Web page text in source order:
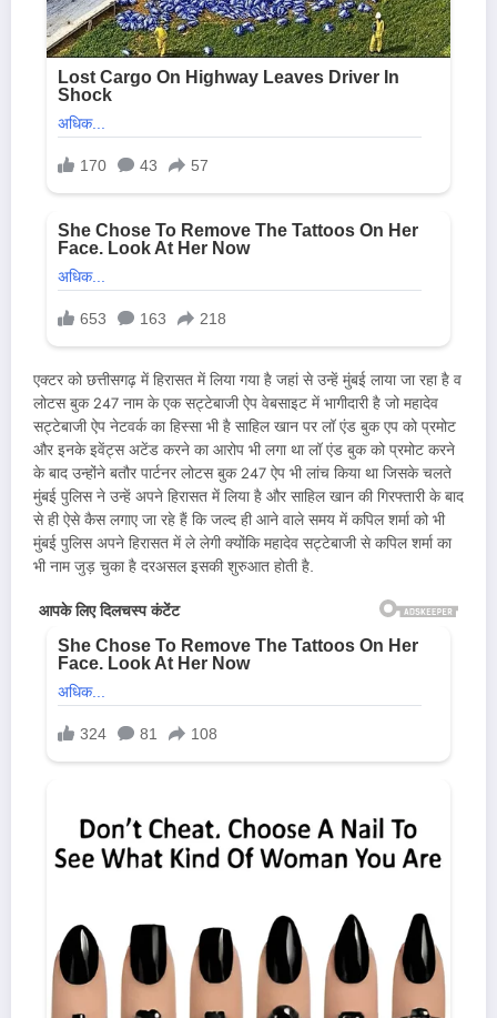
एक्टर को छत्तीसगढ़ में हिरासत में लिया गया है जहां से उन्हें मुंबई लाया जा रहा है व
लोटस बुक 247 नाम के एक सट्टेबाजी ऐप वेबसाइट में भागीदारी है जो महादेव
सट्टेबाजी ऐप नेटवर्क का हिस्सा भी है साहिल खान पर लॉ एंड बुक एप को प्रमोट
और इनके इवेंट्स अटेंड करने का आरोप भी लगा था लॉ एंड बुक को प्रमोट करने
के बाद उन्होंने बतौर पार्टनर लोटस बुक 247 ऐप भी लांच किया था जिसके चलते
मुंबई पुलिस ने उन्हें अपने हिरासत में लिया है और साहिल खान की गिरफ्तारी के बाद
से ही ऐसे कैस लगाए जा रहे हैं कि जल्द ही आने वाले समय में कपिल शर्मा को भी
मुंबई पुलिस अपने हिरासत में ले लेगी क्योंकि महादेव सट्टेबाजी से कपिल शर्मा का
भी नाम जुड़ चुका है दरअसल इसकी शुरुआत होती है.